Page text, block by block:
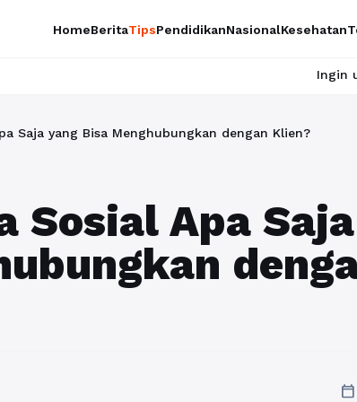
HomeBeritaTipsPendidikanNasionalKesehatan
Ingin upgrade skill
Saja yang Bisa Menghubungkan dengan Klien?
Sosial Apa
calendar_today